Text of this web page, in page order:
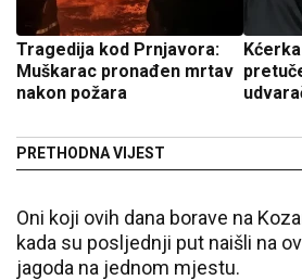
Tragedija kod Prnjavora:
Muškarac pronađen mrtav
nakon požara
PRETHODNA VIJEST
Oni koji ovih dana borave na
kada su posljednji put naišli na
jagoda na jednom mjestu.